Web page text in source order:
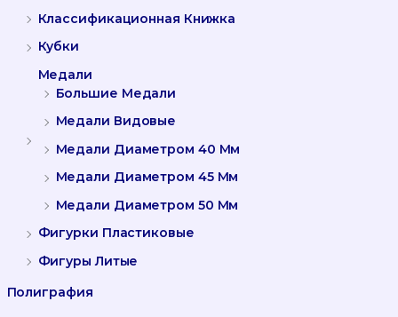
Классификационная Книжка
Кубки
Медали
Большие Медали
Медали Видовые
Медали Диаметром 40 Мм
Медали Диаметром 45 Мм
Медали Диаметром 50 Мм
Фигурки Пластиковые
Фигуры Литые
Полиграфия